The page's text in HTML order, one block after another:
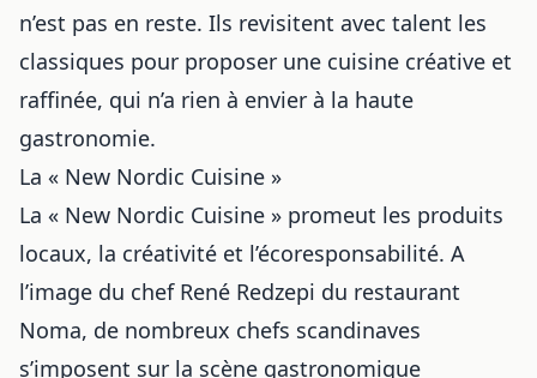
n’est pas en reste. Ils revisitent avec talent les
classiques pour proposer une cuisine créative et
raffinée, qui n’a rien à envier à la haute
gastronomie.
La « New Nordic Cuisine »
La « New Nordic Cuisine » promeut les produits
locaux, la créativité et l’écoresponsabilité. A
l’image du chef René Redzepi du restaurant
Noma, de nombreux chefs scandinaves
s’imposent sur la scène gastronomique